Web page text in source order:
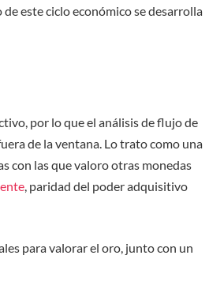
este ciclo económico se desarrolla
por lo que el análisis de flujo de
de la ventana. Lo trato como una
con las que valoro otras monedas
, paridad del poder adquisitivo
para valorar el oro, junto con un